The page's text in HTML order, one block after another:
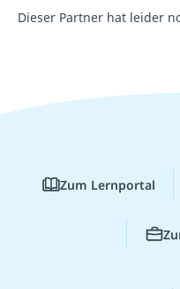
Dieser Partner hat leider
Zum Lernportal